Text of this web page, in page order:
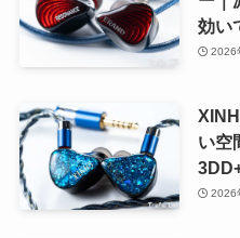
効い
2026
い空
2026